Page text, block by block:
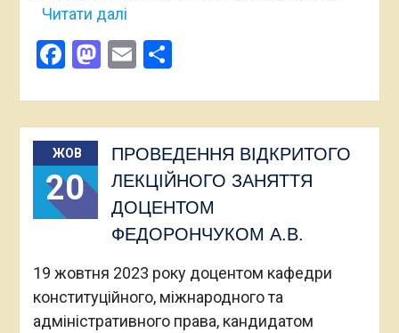
Читати далі
Facebook
Mastodon
EmailПоділитися
ЖОВ
20
ПРОВЕДЕННЯ ВІДКРИТОГО
ЛЕКЦІЙНОГО ЗАНЯТТЯ
ДОЦЕНТОМ
ФЕДОРОНЧУКОМ А.В.
19 жовтня 2023 року доцентом кафедри
конституційного, міжнародного та
адміністративного права, кандидатом